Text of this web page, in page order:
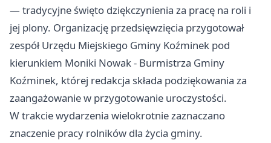
— tradycyjne święto dziękczynienia za pracę na roli i
jej plony. Organizację przedsięwzięcia przygotował
zespół Urzędu Miejskiego Gminy Koźminek pod
kierunkiem Moniki Nowak - Burmistrza Gminy
Koźminek, której redakcja składa podziękowania za
zaangażowanie w przygotowanie uroczystości.
W trakcie wydarzenia wielokrotnie zaznaczano
znaczenie pracy rolników dla życia gminy.